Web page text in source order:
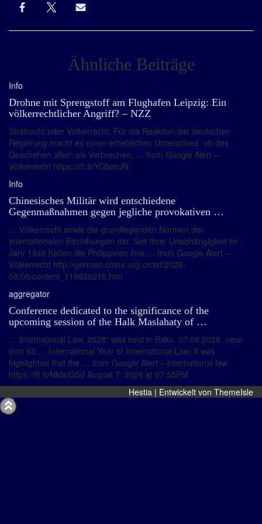
Ähnliche Beiträge
Info
Drohne mit Sprengstoff am Flughafen Leipzig: Ein
völkerrechtlicher Angriff? – NZZ
Strafrecht oder Völkerrecht. Für die Reaktion der deutschen
Regierung macht es einen erheblichen Unterschied, ob das
Geschehen allein als Verbrechen, … from Google Alert –
Völkerrecht https://ift.tt/YGbecJN
Info
Chinesisches Militär wird entschiedene
Gegenmaßnahmen gegen jegliche provokativen …
… Völkerrecht sowie die grundlegenden Normen der
internationalen Beziehungen dar. Seit ihrer Unabhängigkeit im
Jahr 1946 hätten die Philippinen ihre … from Google Alert –
Völkerrecht http://german.china.org.cn/txt/2026-
08/08/content_118639216.htm
aggregator
Conference dedicated to the significance of the
upcoming session of the Halk Maslahaty of …
… International Law, 2028" was held in Baku. 07.08.2026. view-
icon 93 … International Year of International Law. It was
highlighted that the … from Google Alert – international law
https://ift.tt/NMstG5d August 7, 2026 at 07:55PM
Hestia | Entwickelt von ThemeIsle